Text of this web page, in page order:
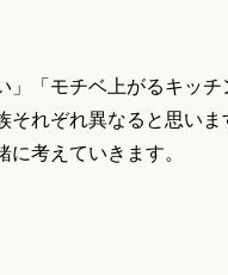
「モチベ上がるキッ
れぞれ異なると思い
考えていきます。